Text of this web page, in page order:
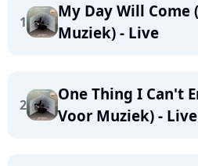
1
My Day Will Come
Muziek) - Live
2
One Thing I Can't
Voor Muziek) - Live